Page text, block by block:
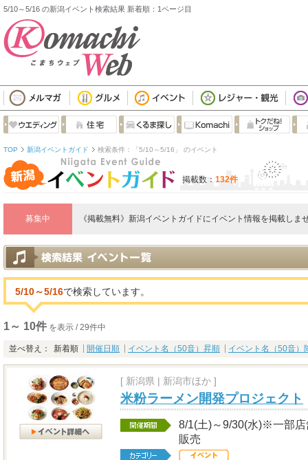
5/10～5/16 の新潟イベント検索結果 新着順：1ページ目
TOP 新潟イベントガイド 検索条件：「5/10～5/16」 のイベント
掲載数： 132件
募集中 《掲載無料》新潟イベントガイドにイベント情報を掲載しま
5/10～5/16で検索しています。
1～ 10件 を表示 / 29件中
並べ替え： 新着順 開催日順 イベント名（50音）昇順 イベント名（50音）
[ 新潟県 | 新潟市ほか ]
米粉ラーメン開発プロジェクト
8/1(土)～9/30(水)※一部
販売